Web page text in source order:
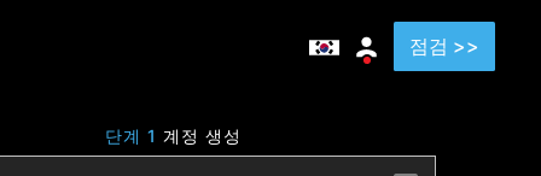
점검 >>
단계 1 계정 생성